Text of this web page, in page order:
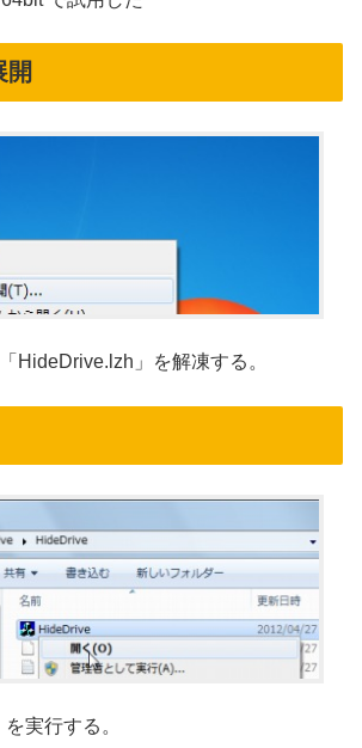
開
HideDrive.lzh」を解凍する。
実行する。